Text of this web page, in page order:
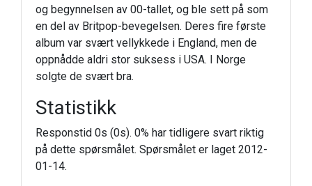
og begynnelsen av 00-tallet, og ble sett på som
en del av Britpop-bevegelsen. Deres fire første
album var svært vellykkede i England, men de
oppnådde aldri stor suksess i USA. I Norge
solgte de svært bra.
Statistikk
Responstid 0s (0s). 0% har tidligere svart riktig
på dette spørsmålet. Spørsmålet er laget 2012-
01-14.